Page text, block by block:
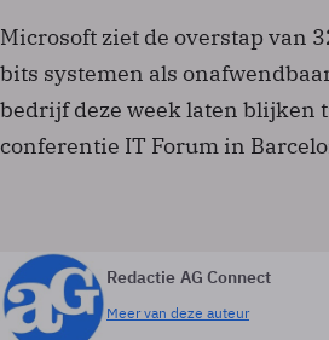
Microsoft ziet de overstap van
bits systemen als
bedrijf deze week laten blijken
conferentie IT Forum in
Redactie AG Connect
Meer van deze auteur